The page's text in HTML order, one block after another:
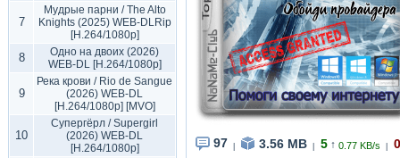
7
Мудрые парни / The Alto
Knights (2025) WEB-DLRip
[H.264/1080p]
8
Одно на двоих (2026)
WEB-DL [H.264/1080p]
9
Река крови / Rio de Sangue
(2026) WEB-DL
[H.264/1080p] [MVO]
10
Супергёрл / Supergirl
(2026) WEB-DL
[H.264/1080p]
97 3.56 MB 5 ↑ 0.77 KB/s 0